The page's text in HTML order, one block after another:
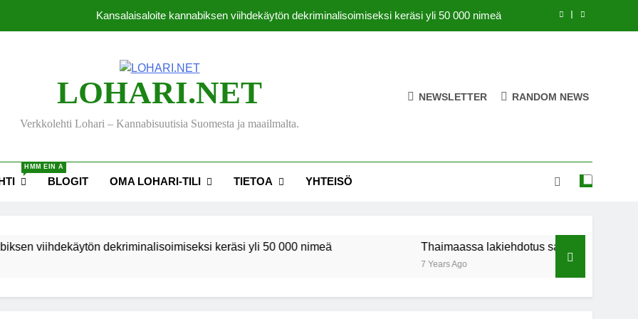
Kansalaisaloite kannabiksen viihdekäytön dekriminalisoimiseksi keräsi yli 50 000 nimeä
LOHARI.NET
Verkkolehti Lohari – Kannabisuutisia Suomesta ja maailmalta.
NEWSLETTER RANDOM NEWS
HMM EIN A
BLOGIT OMA LOHARI-TILI TIETOA YHTEISÖ
dekriminalisoimiseksi keräsi yli 50 000 nimeä Thaimaassa lakiehdotus sallisi kannabiksen
7 Years Ago